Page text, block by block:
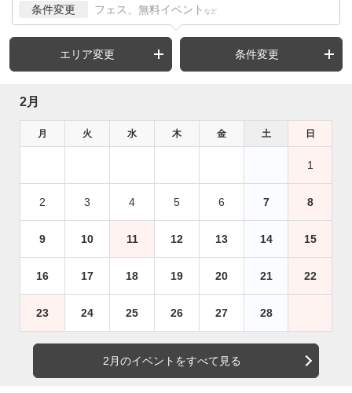
条件変更 フェス、無料イベント など
エリア変更 条件変更
2月
月 火 水 木 金 土 日
1
2 3 4 5 6 7 8
9 10 11 12 13 14 15
16 17 18 19 20 21 22
23 24 25 26 27 28
2月のイベントをすべて見る